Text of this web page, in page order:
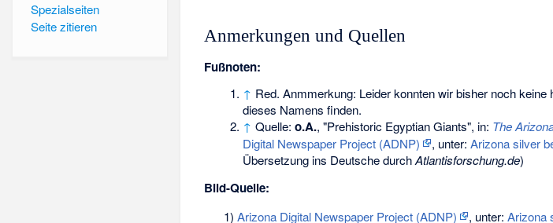
Spezialseiten
Seite zitieren
Anmerkungen und Quellen
Fußnoten:
↑ Red. Anmmerkung: Leider konnten wir bisher noch
dieses Namens finden.
↑ Quelle: o.A., "Prehistoric Egyptian Giants", in: The
Digital Newspaper Project (ADNP)
, unter: Arizona silver
Übersetzung ins Deutsche durchAtlantisforschung.de)
Bild-Quelle:
1) Arizona Digital Newspaper Project (ADNP) , unter: Arizona